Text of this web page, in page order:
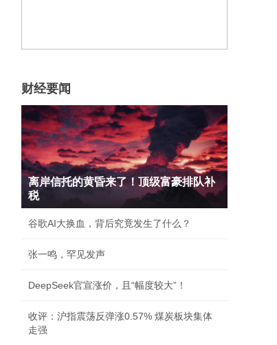
财经要闻
离岸信托的黄昏来了！顶级富豪排队补
税
谷歌AI大换血，背后究竟发生了什么？
张一鸣，罕见发声
DeepSeek官宣涨价，且“幅度较大”！
收评：沪指震荡反弹涨0.57% 煤炭板块集体
走强